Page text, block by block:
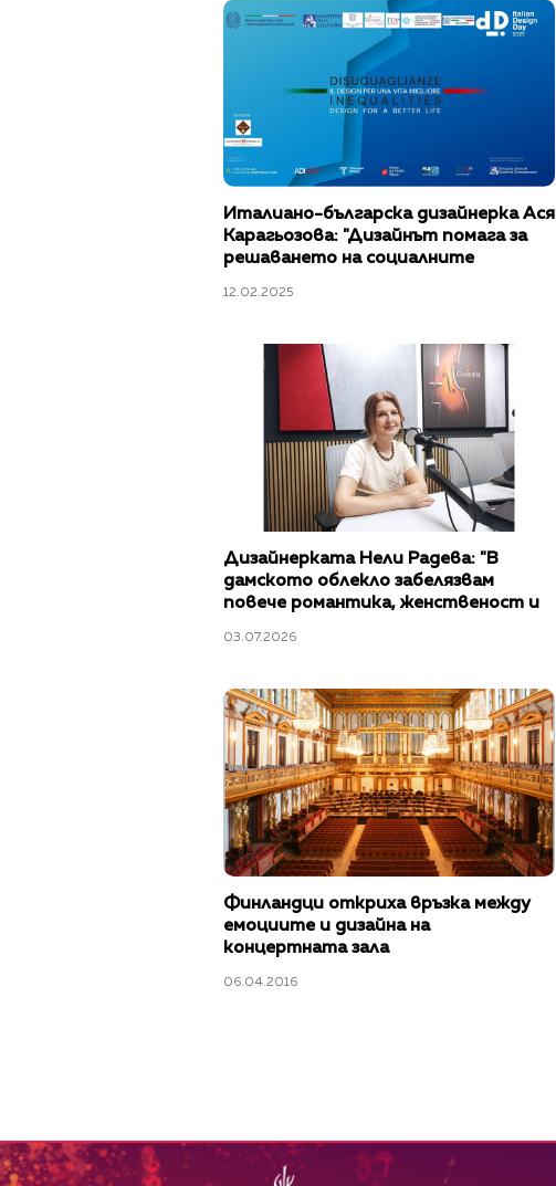
Италиано-българска дизайнерка Ася
Карагьозова: "Дизайнът помага за
решаването на социалните
12.02.2025
Дизайнерката Нели Радева: "В
дамското облекло забелязвам
повече романтика, женственост и
03.07.2026
Финландци откриха връзка между
емоциите и дизайна на
концертната зала
06.04.2016